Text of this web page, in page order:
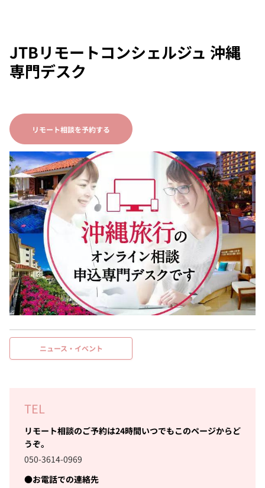
JTBリモートコンシェルジュ 沖縄
専門デスク
リモート相談を予約する
ニュース・イベント
TEL
リモート相談のご予約は24時間いつでもこのページからど
うぞ。
050-3614-0969
●お電話での連絡先